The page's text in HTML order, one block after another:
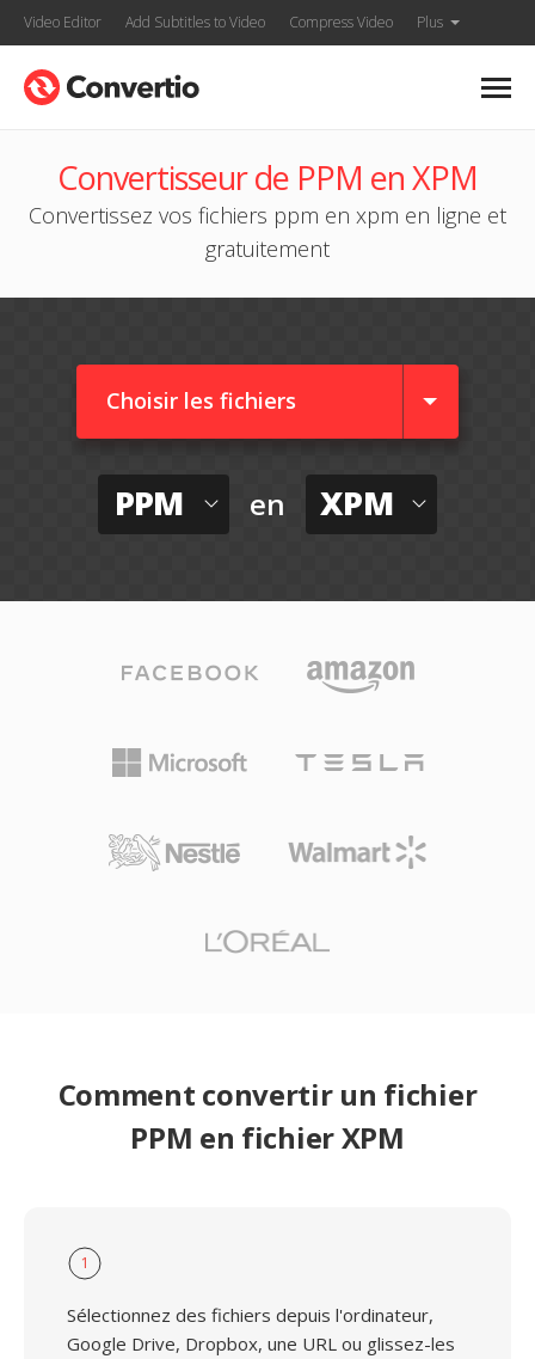
Video Editor Add Subtitles to Video Compress Video Plus
Convertisseur de PPM en XPM
Convertissez vos fichiers ppm en xpm en ligne et
gratuitement
Choisir les fichiers
PPM en XPM
Comment convertir un fichier
PPM en fichier XPM
1
Sélectionnez des fichiers depuis l'ordinateur,
Google Drive, Dropbox, une URL ou glissez-les